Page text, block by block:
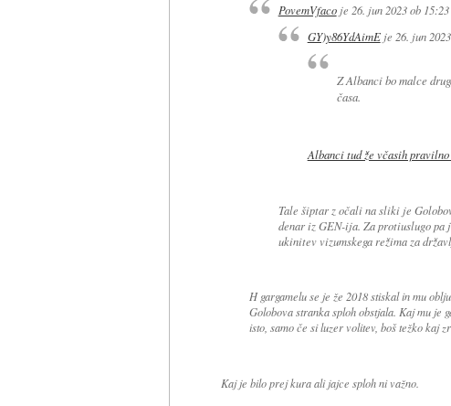
PovemVfacoje 26. jun 2023 ob 15:23
GY)y86YdAimEje 26. jun
Z Albanci bo malce
časa.
Albanci tud že včasih
Tale šiptar z očali na sliki je
denar iz GEN-ija. Za protiuslugo pa
ukinitev vizumskega režima za
H gargamelu se je že 2018 stiskal in mu
Golobova stranka sploh obstjala. Kaj mu je
isto, samo če si luzer volitev, boš težko kaj
Kaj je bilo prej kura ali jajce sploh ni važno.